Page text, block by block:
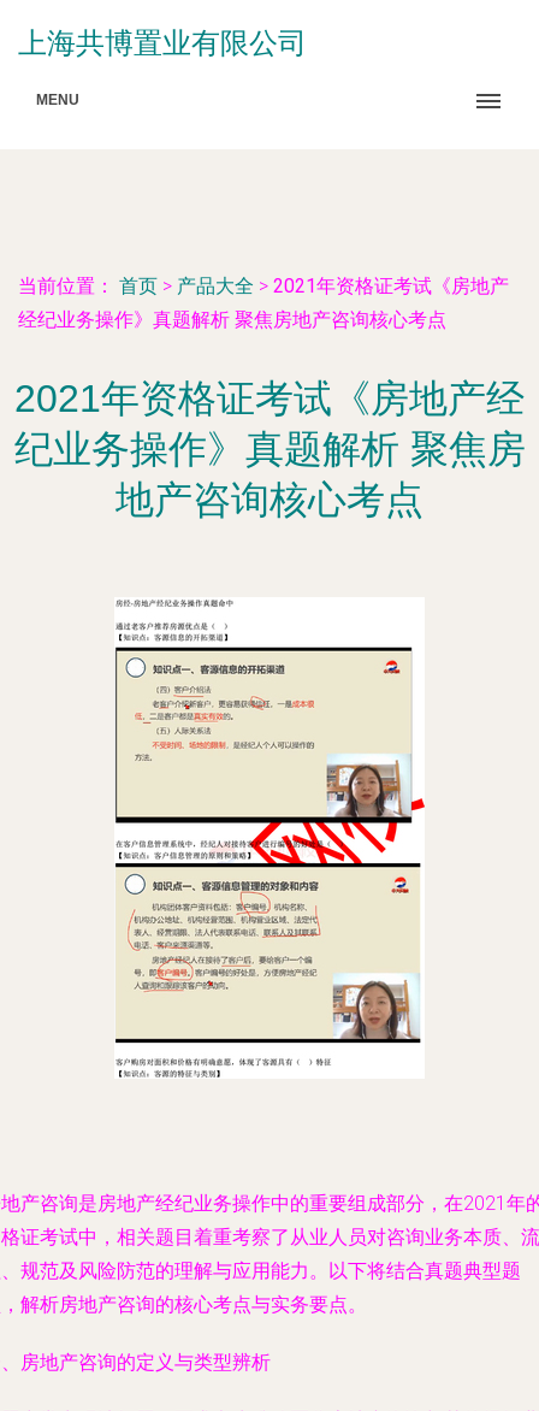
上海共博置业有限公司
MENU
当前位置： 首页 > 产品大全 > 2021年资格证考试《房地产
经纪业务操作》真题解析 聚焦房地产咨询核心考点
2021年资格证考试《房地产经
纪业务操作》真题解析 聚焦房
地产咨询核心考点
产咨询是房地产经纪业务操作中的重要组成部分，在2021年
证考试中，相关题目着重考察了从业人员对咨询业务本质、流
规范及风险防范的理解与应用能力。以下将结合真题典型题
解析房地产咨询的核心考点与实务要点。
房地产咨询的定义与类型辨析